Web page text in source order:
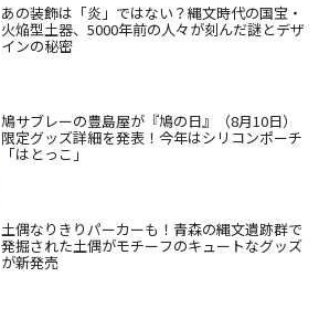
あの装飾は「炎」ではない？縄文時代の国宝・
火焔型土器、5000年前の人々が刻んだ謎とデザ
インの秘密
鳩サブレーの豊島屋が『鳩の日』（8月10日）
限定グッズ詳細を発表！今年はシリコンポーチ
「はとっこ」
土偶なりきりパーカーも！青森の縄文遺跡群で
発掘された土偶がモチーフのキュートなグッズ
が新発売